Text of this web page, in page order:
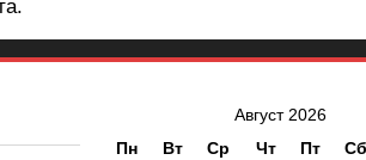
Август 2026
Пн
Вт Ср Чт Пт Сб